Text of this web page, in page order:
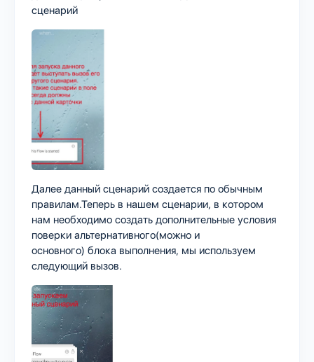
сценарий
Далее данный сценарий создается по обычным
правилам.Теперь в нашем сценарии, в котором
нам необходимо создать дополнительные условия
поверки альтернативного(можно и
основного) блока выполнения, мы используем
следующий вызов.